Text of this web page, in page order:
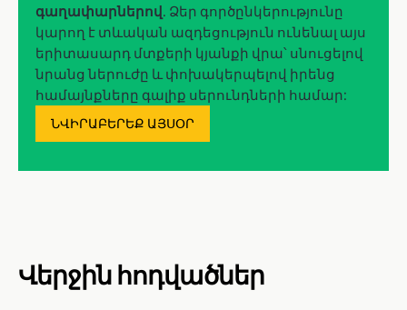
գաղափարներով. Ձեր գործընկերությունը
կարող է տևական ազդեցություն ունենալ այս
երիտասարդ մտքերի կյանքի վրա՝ սնուցելով
նրանց ներուժը և փոխակերպելով իրենց
համայնքները գալիք սերունդների համար:
ՆՎԻՐԱԲԵՐԵՔ ԱՅՍՕՐ
Վերջին հոդվածներ